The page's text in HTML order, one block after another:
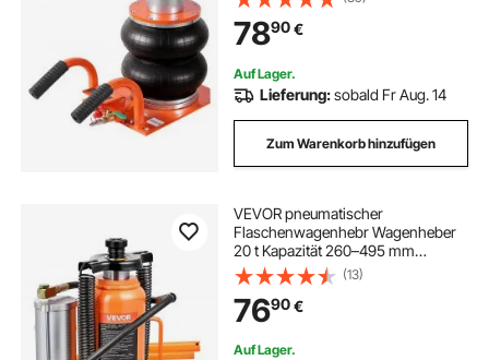
platzsparender Wagenheber mit
dicker Gummiauflage & kurzem
Griff, für Limousine SUV Pickup
7890€
Auf Lager.
Lieferung:sobald Fr Aug. 14
Zum Warenkorb hinzufügen
VEVOR pneumatischer
Flaschenwagenhebr Wagenheber
20 t Kapazität 260–495 mm
Hubbereich,
lufthydraulischer/manueller
Stempelwagenheber Wagenheber
mit Pumpe für SUV Pickup Lkw
Wohnmobil Autoreparatur
(13)
7690€
Auf Lager.